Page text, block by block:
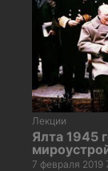
Лекции
Ялта 1945
7 февраля 2019